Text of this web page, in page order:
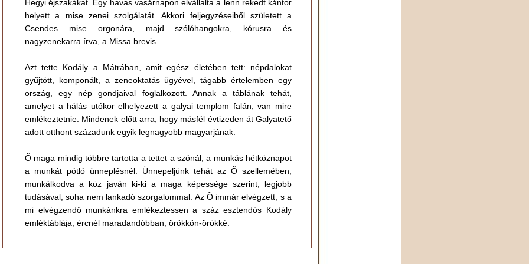
Hegyi éjszakákat. Egy havas vasárnapon elvállalta a lenn rekedt kántor
helyett a mise zenei szolgálatát. Akkori feljegyzéseiből született a
Csendes mise orgonára, majd szólóhangokra, kórusra és
nagyzenekarra írva, a Missa brevis.
Azt tette Kodály a Mátrában, amit egész életében tett: népdalokat
gyűjtött, komponált, a zeneoktatás ügyével, tágabb értelemben egy
ország, egy nép gondjaival foglalkozott. Annak a táblának tehát,
amelyet a hálás utókor elhelyezett a galyai templom falán, van mire
emlékeztetnie. Mindenek előtt arra, hogy másfél évtizeden át Galyatető
adott otthont századunk egyik legnagyobb magyarjának.
Õ maga mindig többre tartotta a tettet a szónál, a munkás hétköznapot
a munkát pótló ünneplésnél. Ünnepeljünk tehát az Õ szellemében,
munkálkodva a köz javán ki-ki a maga képessége szerint, legjobb
tudásával, soha nem lankadó szorgalommal. Az Õ immár elvégzett, s a
mi elvégzendő munkánkra emlékeztessen a száz esztendős Kodály
emléktáblája, ércnél maradandóbban, örökkön-örökké.